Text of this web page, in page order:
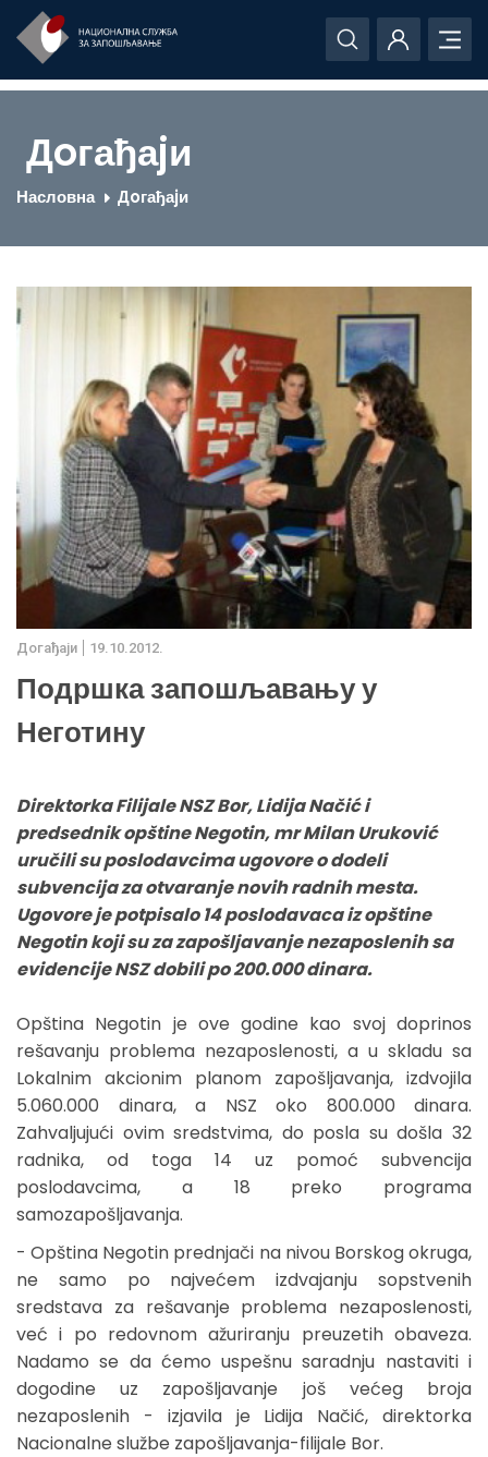
Дoгађаjи
Насловна Дoгађаjи
Дoгађаjи 19.10.2012.
Подршка запошљавању у
Неготину
Direktorka Filijale NSZ Bor, Lidija Načić i
predsednik opštine Negotin, mr Milan Uruković
uručili su poslodavcima ugovore o dodeli
subvencija za otvaranje novih radnih mesta.
Ugovore je potpisalo 14 poslodavaca iz opštine
Negotin koji su za zapošljavanje nezaposlenih sa
evidencije NSZ dobili po 200.000 dinara.
Opština Negotin je ove godine kao svoj doprinos
rešavanju problema nezaposlenosti, a u skladu sa
Lokalnim akcionim planom zapošljavanja, izdvojila
5.060.000 dinara, a NSZ oko 800.000 dinara.
Zahvaljujući ovim sredstvima, do posla su došla 32
radnika, od toga 14 uz pomoć subvencija
poslodavcima, a 18 preko programa
samozapošljavanja.
- Opština Negotin prednjači na nivou Borskog okruga,
ne samo po najvećem izdvajanju sopstvenih
sredstava za rešavanje problema nezaposlenosti,
već i po redovnom ažuriranju preuzetih obaveza.
Nadamo se da ćemo uspešnu saradnju nastaviti i
dogodine uz zapošljavanje još većeg broja
nezaposlenih - izjavila je Lidija Načić, direktorka
Nacionalne službe zapošljavanja-filijale Bor.